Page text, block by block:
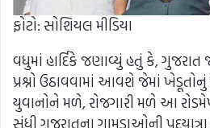
ફોટો: સોશિયલ મીડિયા
વધુમાં હાર્દિકે જણાવ્યું હતું કે, ગુજરાત
પ્રશ્નો ઉઠાવવામાં આવશે જેમાં
યુવાનોને મળે, રોજગારી મળે આ
સુંધી ગુજરાતના ગામડાઓની